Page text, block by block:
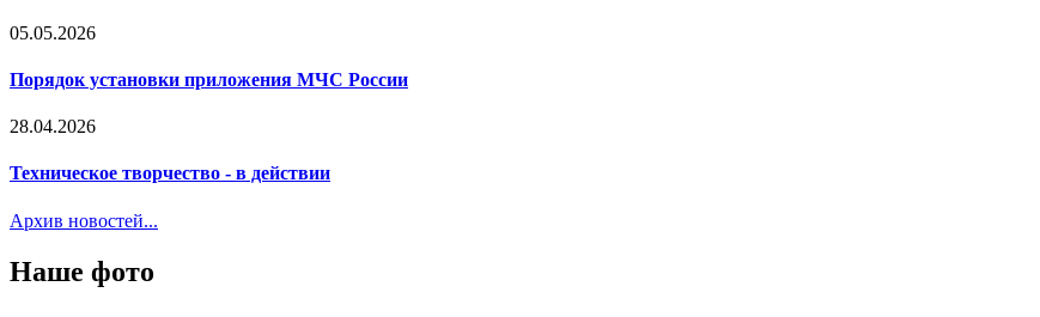
05.05.2026
Порядок установки приложения МЧС России
28.04.2026
Техническое творчество - в действии
Архив новостей...
Наше фото